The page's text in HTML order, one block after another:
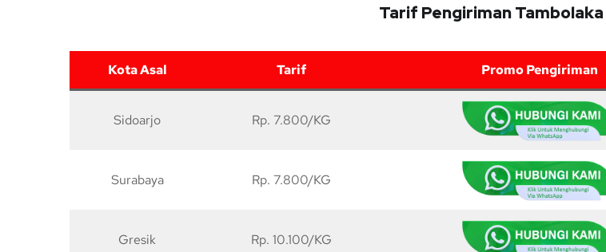
Tarif Pengiriman
Kota Asal Tarif Promo Pengiriman
Sidoarjo Rp. 7.800/KG
Surabaya Rp. 7.800/KG
Gresik Rp. 10.100/KG